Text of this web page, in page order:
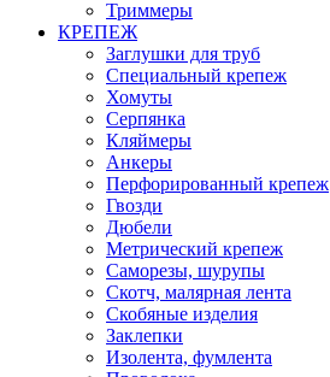
Триммеры
КРЕПЕЖ
Заглушки для труб
Специальный крепеж
Хомуты
Серпянка
Кляймеры
Анкеры
Перфорированный крепеж
Гвозди
Дюбели
Метрический крепеж
Саморезы, шурупы
Скотч, малярная лента
Скобяные изделия
Заклепки
Изолента, фумлента